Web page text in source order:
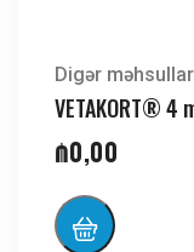
Digər məhsullar
VETAKORT® 4
₼0,00